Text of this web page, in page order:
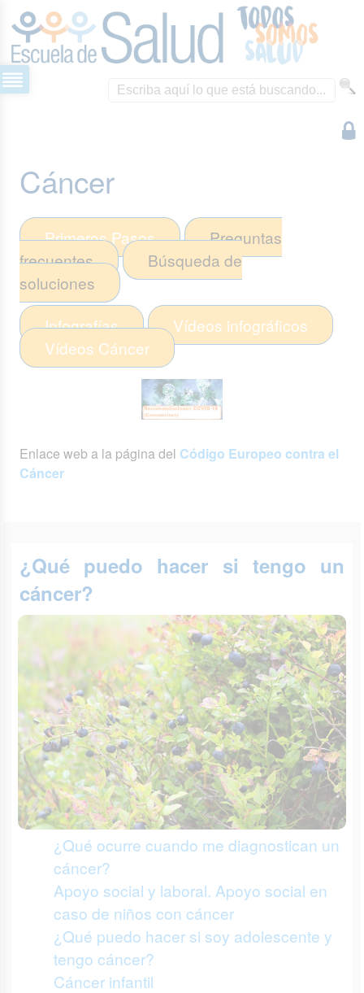
Cáncer
Primeros Pasos
Preguntas
frecuentes
Búsqueda de
soluciones
Infografías
Vídeos infográficos
Vídeos Cáncer
Enlace web a la página del Código Europeo contra el
Cáncer
¿Qué puedo hacer si tengo un
cáncer?
¿Qué ocurre cuando me diagnostican un
cáncer?
Apoyo social y laboral. Apoyo social en
caso de niños con cáncer
¿Qué puedo hacer si soy adolescente y
tengo cáncer?
Cáncer infantil